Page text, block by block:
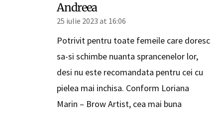
Andreea
25 iulie 2023 at 16:06
Potrivit pentru toate femeile care doresc
sa-si schimbe nuanta sprancenelor lor,
desi nu este recomandata pentru cei cu
pielea mai inchisa. Conform Loriana
Marin – Brow Artist, cea mai buna